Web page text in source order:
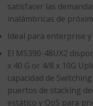
satisfacer las
inalámbricas de
Ideal para enterprise
El MS390-48UX2
x 40 G or 4/8 x 10G
capacidad de
puertos de stacking
estático y QoS para